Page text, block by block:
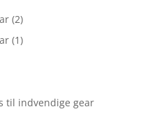
(2)
(1)
til indvendige gear